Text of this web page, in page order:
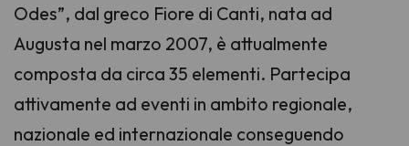
Odes”, dal greco Fiore di Canti, nata ad
Augusta nel marzo 2007, è attualmente
composta da circa 35 elementi. Partecipa
attivamente ad eventi in ambito regionale,
nazionale ed internazionale conseguendo